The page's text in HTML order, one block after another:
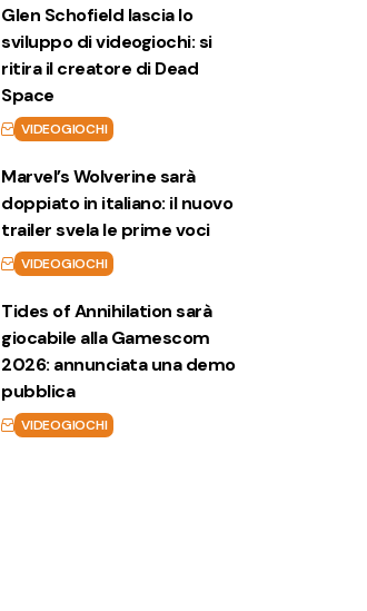
Glen Schofield lascia lo
sviluppo di videogiochi: si
ritira il creatore di Dead
Space
VIDEOGIOCHI
Marvel’s Wolverine sarà
doppiato in italiano: il nuovo
trailer svela le prime voci
VIDEOGIOCHI
Tides of Annihilation sarà
giocabile alla Gamescom
2026: annunciata una demo
pubblica
VIDEOGIOCHI